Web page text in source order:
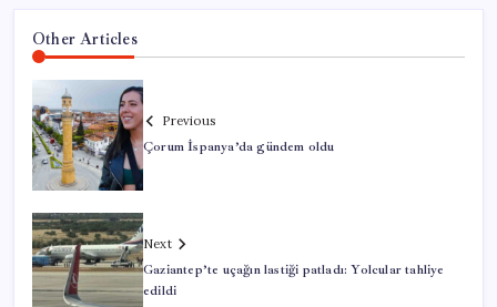
Other Articles
Previous
Çorum İspanya’da gündem oldu
Next
Gaziantep’te uçağın lastiği patladı: Yolcular tahliye
edildi